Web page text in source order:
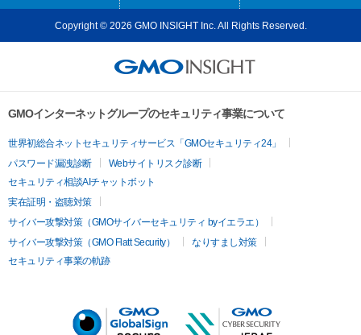
Copyright © 2026 GMO INSIGHT Inc. All Rights Reserved.
GMOインターネットグループのセキュリティ事業について
世界初総合ネットセキュリティサービス「GMOセキュリティ24」
パスワード漏洩診断
Webサイトリスク診断
セキュリティ相談AIチャットボット
実在証明・盗聴対策
サイバー攻撃対策（GMOサイバーセキュリティ byイエラエ）
サイバー攻撃対策（GMO Flatt Security）
なりすまし対策
セキュリティ事業の軌跡